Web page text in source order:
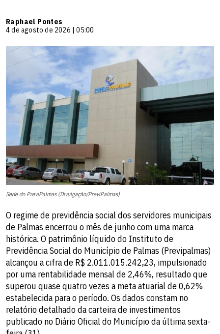
Raphael Pontes
4 de agosto de 2026 | 05:00
Sede do PreviPalmas (Divulgação/PreviPalmas)
O regime de previdência social dos servidores municipais
de Palmas encerrou o mês de junho com uma marca
histórica. O patrimônio líquido do Instituto de
Previdência Social do Município de Palmas (Previpalmas)
alcançou a cifra de R$ 2.011.015.242,23, impulsionado
por uma rentabilidade mensal de 2,46%, resultado que
superou quase quatro vezes a meta atuarial de 0,62%
estabelecida para o período. Os dados constam no
relatório detalhado da carteira de investimentos
publicado no Diário Oficial do Município da última sexta-